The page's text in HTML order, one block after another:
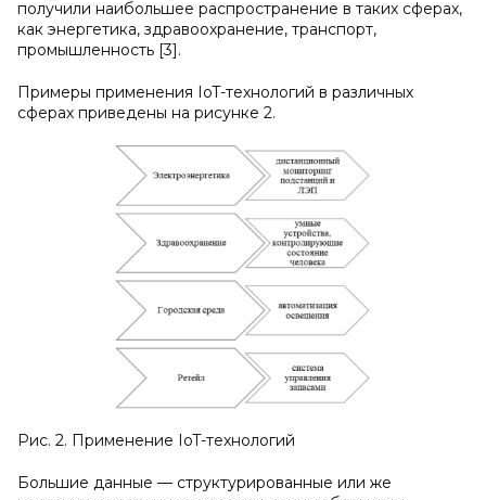
получили наибольшее распространение в таких сферах,
как энергетика, здравоохранение, транспорт,
промышленность [3].
Примеры применения IoT-технологий в различных
сферах приведены на рисунке 2.
Рис. 2. Применение IoT-технологий
Большие данные — структурированные или же